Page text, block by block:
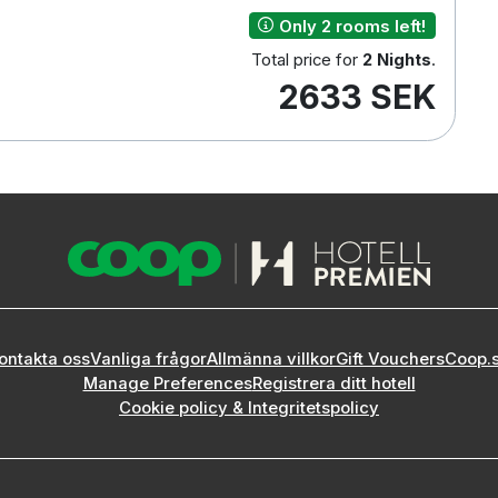
Only 2 rooms left!
Total price for 2 Nights.
2633 SEK
ossVanliga frågorAllmänna villkorGift Vouchers
Manage PreferencesRegistrera ditt hotell
Cookie policy & Integritetspolicy